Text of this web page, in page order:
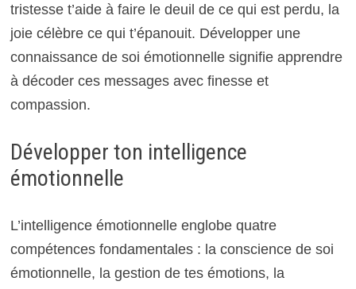
tristesse t’aide à faire le deuil de ce qui est perdu, la
joie célèbre ce qui t’épanouit. Développer une
connaissance de soi émotionnelle signifie apprendre
à décoder ces messages avec finesse et
compassion.
Développer ton intelligence
émotionnelle
L’intelligence émotionnelle englobe quatre
compétences fondamentales : la conscience de soi
émotionnelle, la gestion de tes émotions, la